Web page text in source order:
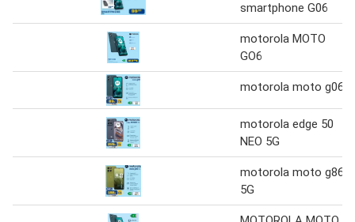
smartphone G06
motorola MOTO
GO6
motorola moto g06
motorola edge 50
NEO 5G
motorola moto g86
5G